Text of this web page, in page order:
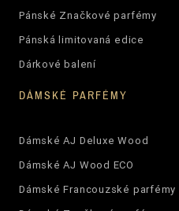
Pánské Značkové parfémy
Pánská limitovaná edice
Dárkové balení
DÁMSKÉ PARFÉMY
Dámské AJ Deluxe Wood
Dámské AJ Wood ECO
Dámské Francouzské parfémy